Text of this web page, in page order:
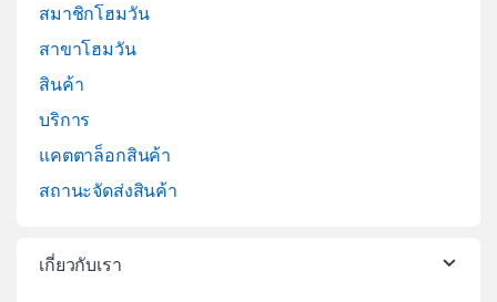
สมาชิกโฮมวัน
สาขาโฮมวัน
สินค้า
บริการ
แคตตาล็อกสินค้า
สถานะจัดส่งสินค้า
เกี่ยวกับเรา